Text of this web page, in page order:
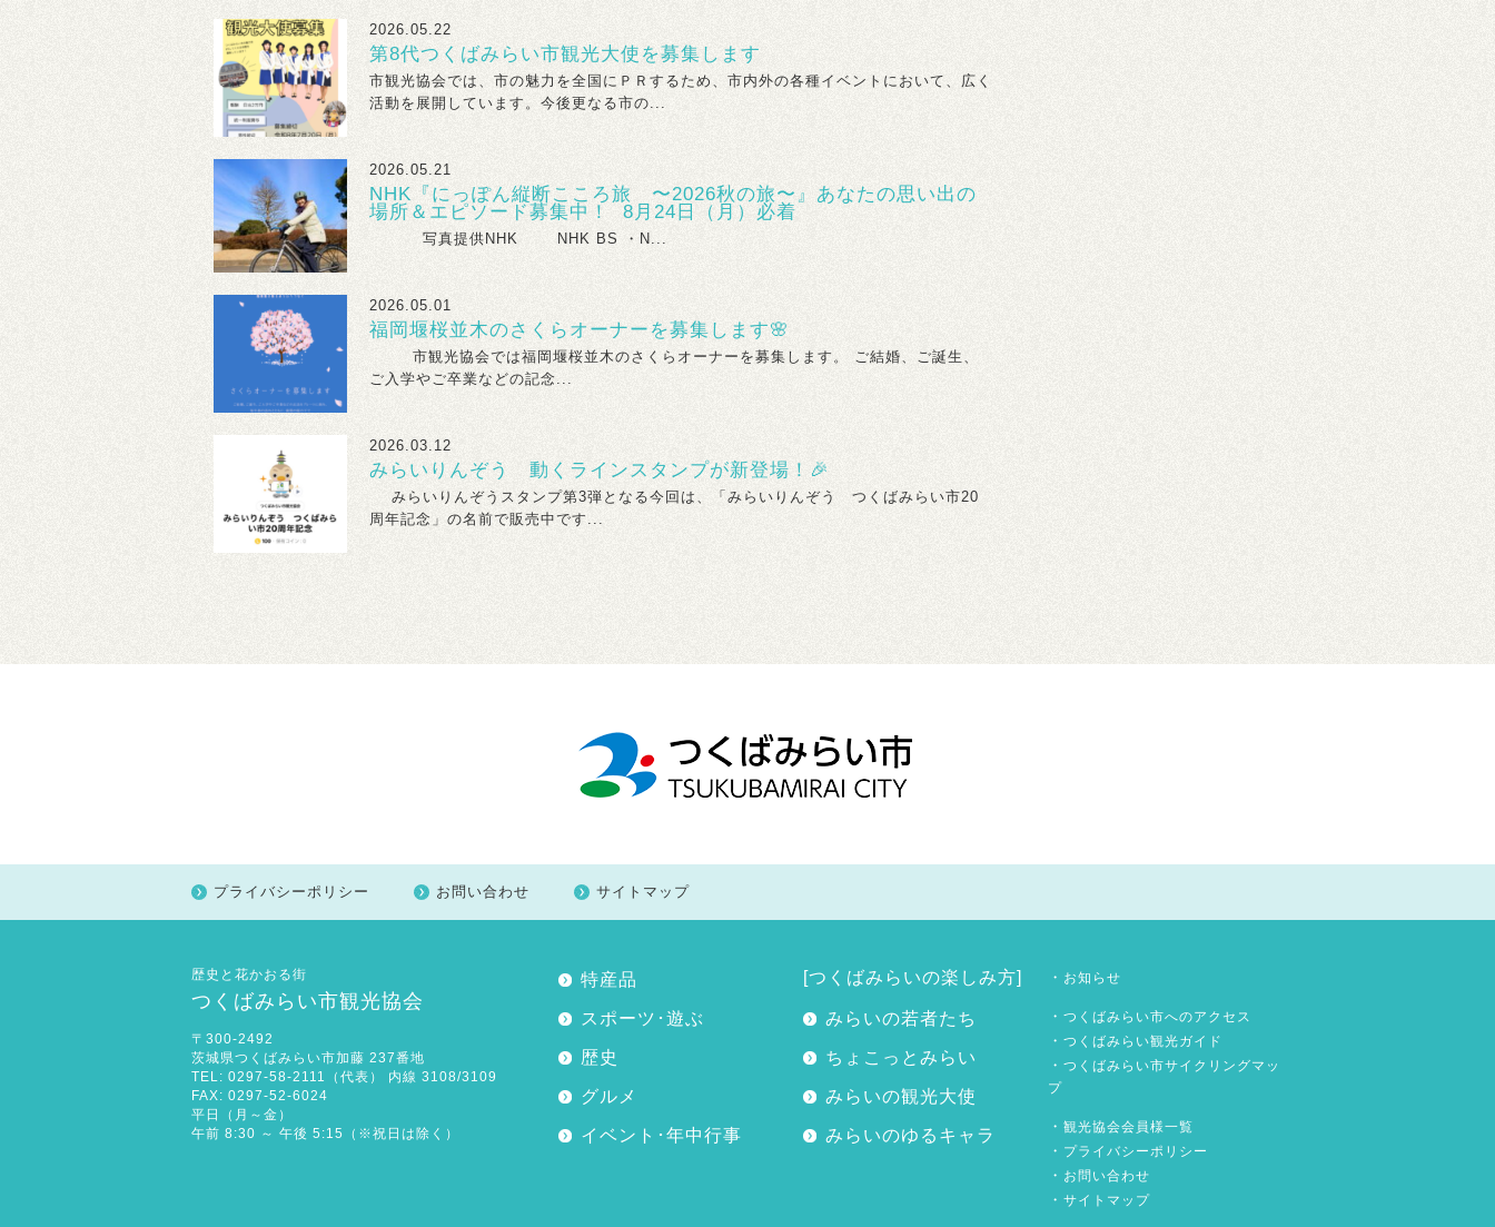
2026.05.22
第8代つくばみらい市観光大使を募集します
市観光協会では、市の魅力を全国にＰＲするため、市内外の各種イベントにおいて、広く
活動を展開しています。今後更なる市の...
2026.05.21
NHK『にっぽん縦断こころ旅 〜2026秋の旅〜』あなたの思い出の
場所＆エピソード募集中！ 8月24日（月）必着
写真提供NHK NHK BS ・N...
2026.05.01
福岡堰桜並木のさくらオーナーを募集します🌸
市観光協会では福岡堰桜並木のさくらオーナーを募集します。 ご結婚、ご誕生、
ご入学やご卒業などの記念...
2026.03.12
みらいりんぞう 動くラインスタンプが新登場！🎉
みらいりんぞうスタンプ第3弾となる今回は、「みらいりんぞう つくばみらい市20
周年記念」の名前で販売中です...
プライバシーポリシー お問い合わせ サイトマップ
歴史と花かおる街
つくばみらい市観光協会
〒300-2492
茨城県つくばみらい市加藤 237番地
TEL: 0297-58-2111（代表） 内線 3108/3109
FAX: 0297-52-6024
平日（月～金）
午前 8:30 ～ 午後 5:15（※祝日は除く）
特産品
スポーツ･遊ぶ
歴史
グルメ
イベント･年中行事
[つくばみらいの楽しみ方]
みらいの若者たち
ちょこっとみらい
みらいの観光大使
みらいのゆるキャラ
・ お知らせ
・ つくばみらい市へのアクセス
・ つくばみらい観光ガイド
・ つくばみらい市サイクリングマッ
プ
・ 観光協会会員様一覧
・ プライバシーポリシー
・ お問い合わせ
・ サイトマップ